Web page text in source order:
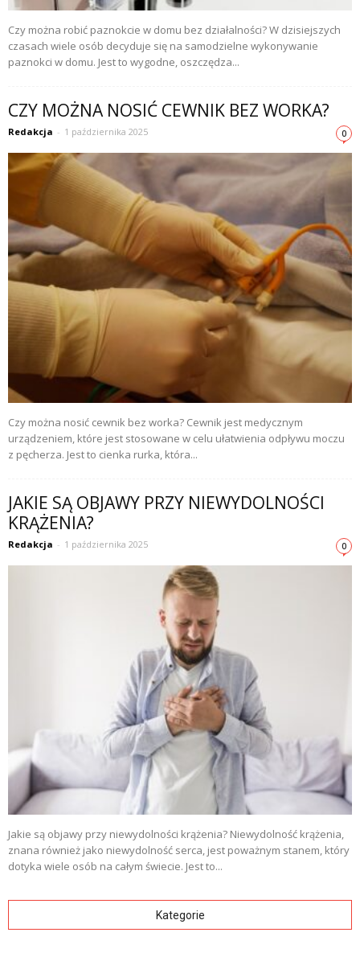
Czy można robić paznokcie w domu bez działalności? W dzisiejszych
czasach wiele osób decyduje się na samodzielne wykonywanie
paznokci w domu. Jest to wygodne, oszczędza...
CZY MOŻNA NOSIĆ CEWNIK BEZ WORKA?
Redakcja - 1 października 2025 0
Czy można nosić cewnik bez worka? Cewnik jest medycznym
urządzeniem, które jest stosowane w celu ułatwienia odpływu moczu
z pęcherza. Jest to cienka rurka, która...
JAKIE SĄ OBJAWY PRZY NIEWYDOLNOŚCI
KRĄŻENIA?
Redakcja - 1 października 2025 0
Jakie są objawy przy niewydolności krążenia? Niewydolność krążenia,
znana również jako niewydolność serca, jest poważnym stanem, który
dotyka wiele osób na całym świecie. Jest to...
Kategorie